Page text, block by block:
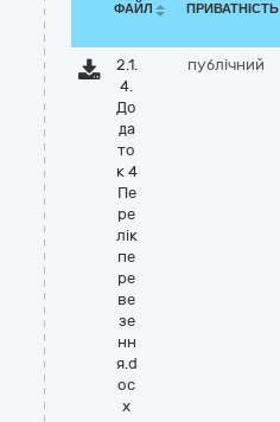
ФАЙЛ ПРИВАТНІСТЬ
2.1.
4.
До
да
то
к 4
Пе
ре
лік
пе
ре
ве
зе
нн
я.d
oc
x
публічний